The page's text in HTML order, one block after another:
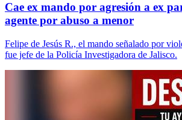
Cae ex mando por agresión a ex
agente por abuso a menor
Felipe de Jesús R., el mando señalado por
fue jefe de la Policía Investigadora de Jalisco.